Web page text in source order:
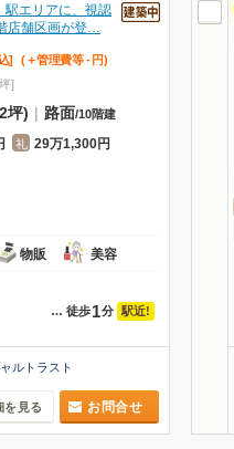
駅エリアに、視認
店舗区画が登…
] (＋管理費等 - 円)
]
坪) | 路面/10階建
礼 29万1,300円
物販 美容
… 徒歩1分 駅近!
ルトラスト
を見る お問合せ